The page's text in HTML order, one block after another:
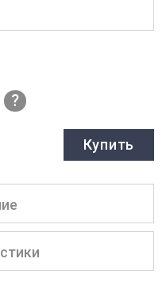
Купить